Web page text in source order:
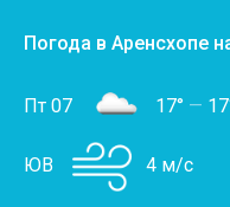
Погода в Аренсхопе
Пт 07 17° —
ЮВ 4 м/с